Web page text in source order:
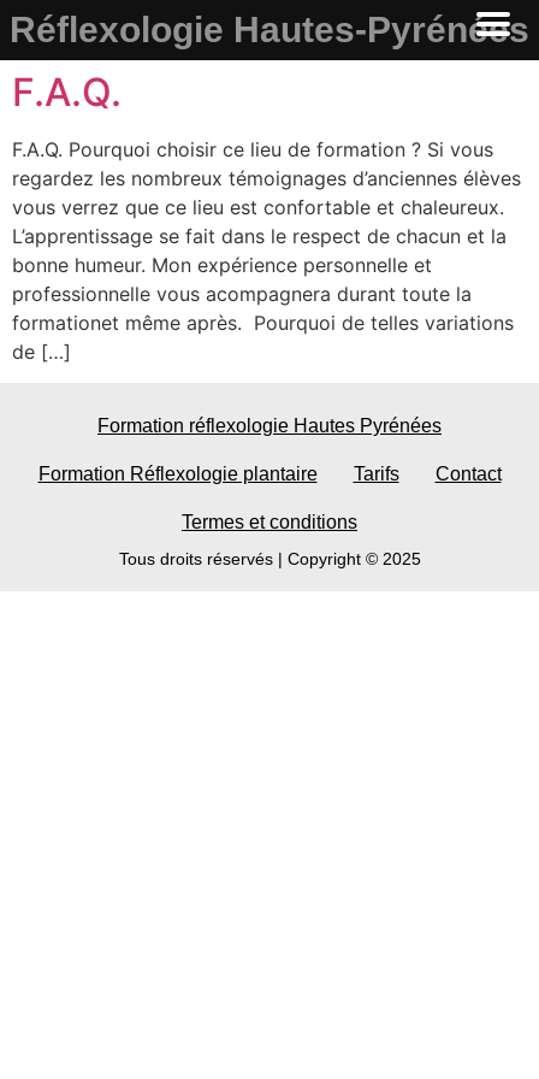
F.A.Q.
F.A.Q. Pourquoi choisir ce lieu de formation ? Si vous
regardez les nombreux témoignages d’anciennes élèves
vous verrez que ce lieu est confortable et chaleureux.
L’apprentissage se fait dans le respect de chacun et la
bonne humeur. Mon expérience personnelle et
professionnelle vous acompagnera durant toute la
formationet même après. Pourquoi de telles variations
de […]
Formation réflexologie Hautes Pyrénées
Formation Réflexologie plantaire Tarifs Contact
Termes et conditions
Tous droits réservés | Copyright © 2025
Réflexologie Hautes-Pyrénées